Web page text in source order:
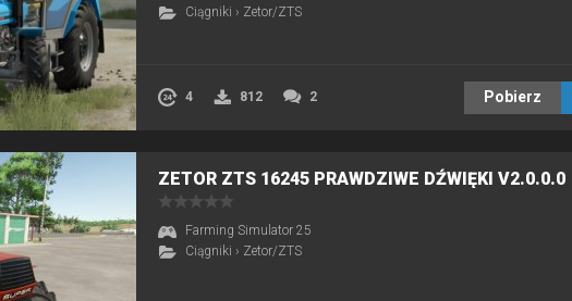
Ciągniki › Zetor/ZTS
4 812 2 Pobierz
ZETOR ZTS 16245 PRAWDZIWE DŹWIĘKI V2.0.0.0
Farming Simulator 25
Ciągniki › Zetor/ZTS